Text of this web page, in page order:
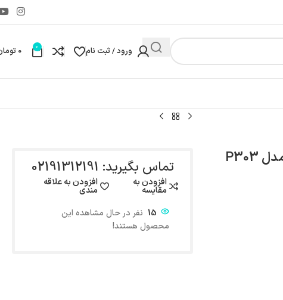
ورود / ثبت نام 0
0
تماس بگیرید: 02191312191
افزودن به
مقایسه
افزودن به علاقه
مندی
15 نفر در حال مشاهده این
محصول هستند!